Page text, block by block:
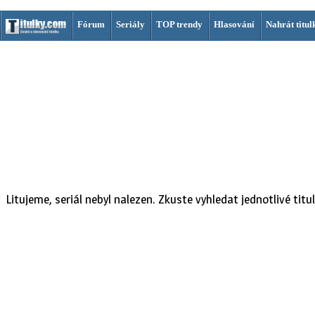
Fórum Seriály TOP trendy Hlasování Nahrát
Litujeme, seriál nebyl nalezen. Zkuste vyhledat jednotlivé